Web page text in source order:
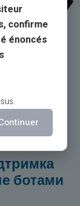
ботами
confirme
énoncés